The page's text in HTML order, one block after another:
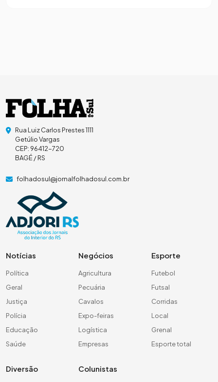
Rua Luiz Carlos Prestes 1111
Getúlio Vargas
CEP: 96412-720
BAGÉ / RS
folhadosul@jornalfolhadosul.com.br
Notícias
Política
Geral
Justiça
Polícia
Educação
Saúde
Negócios
Agricultura
Pecuária
Cavalos
Expo-feiras
Logística
Empresas
Esporte
Futebol
Futsal
Corridas
Local
Grenal
Esporte total
Diversão Colunistas